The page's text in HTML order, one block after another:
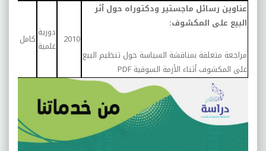
عناوين رسائل ماجستير ودكتوراه حول أثر
البيع على المكشوف:
مراجعة متعلقة بمناقشة السياسة حول تنظيم البيع
على المكشوف أثناء الأزمة السوقية PDF
2010 دورية
علمية كامل